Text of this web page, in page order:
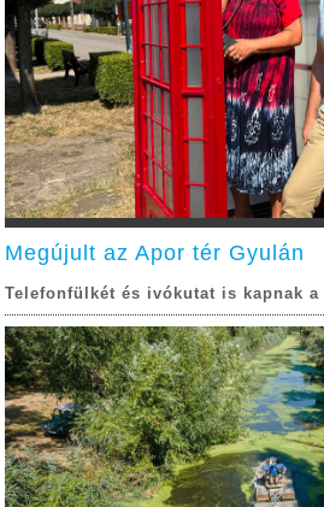
Megújult az Apor tér Gyulán
Telefonfülkét és ivókutat is kapnak a